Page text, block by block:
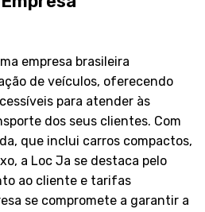
empresa brasileira
de veículos, oferecendo
para atender às
dos seus clientes. Com
que inclui carros compactos,
a Loc Ja se destaca pelo
ao cliente e tarifas
se compromete a garantir a